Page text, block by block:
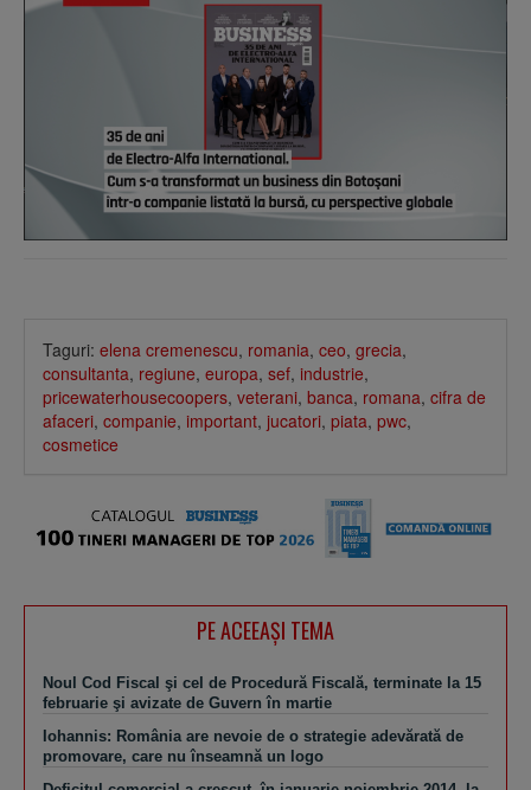
Taguri: elena cremenescu, romania, ceo, grecia,
consultanta, regiune, europa, sef, industrie,
pricewaterhousecoopers, veterani, banca, romana, cifra de
afaceri, companie, important, jucatori, piata, pwc,
cosmetice
PE ACEEAŞI TEMA
Noul Cod Fiscal şi cel de Procedură Fiscală, terminate la 15
februarie şi avizate de Guvern în martie
Iohannis: România are nevoie de o strategie adevărată de
promovare, care nu înseamnă un logo